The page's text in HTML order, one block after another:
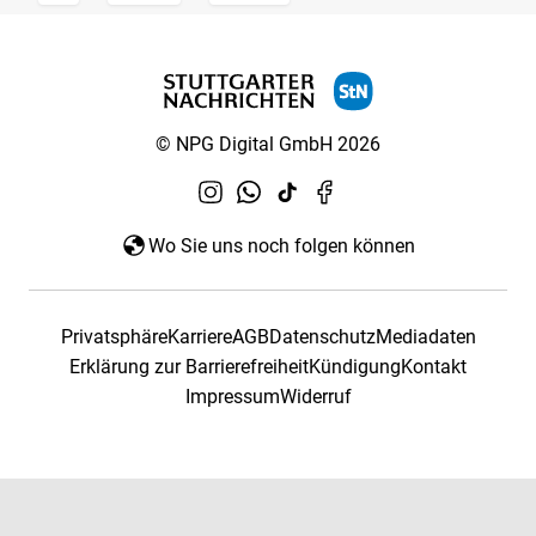
© NPG Digital GmbH 2026
Wo Sie uns noch folgen können
PrivatsphäreKarriereAGBDatenschutzMediadaten
Erklärung zur BarrierefreiheitKündigungKontakt
ImpressumWiderruf